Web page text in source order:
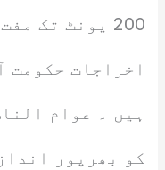
200 یونٹ تک
اخراجات حکومت
ہیں ۔ عوام
کو بھرپور